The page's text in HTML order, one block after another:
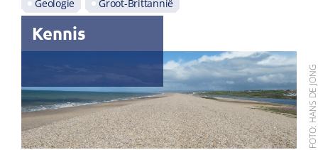
Geologie Groot-Brittannië
Kennis
FOTO: HANS DE JONG